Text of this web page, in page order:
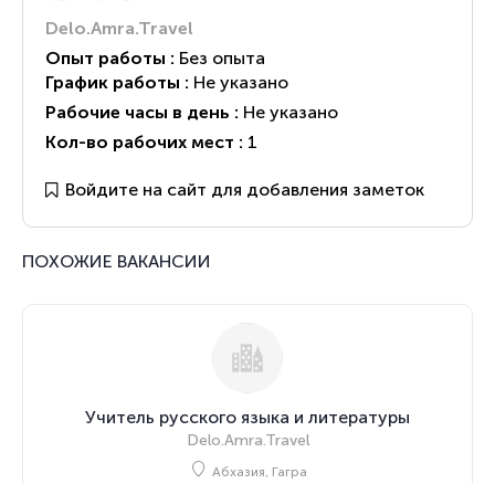
Delo.Amra.Travel
Опыт работы : Без опыта
График работы : Не указано
Рабочие часы в день : Не указано
Кол-во рабочих мест : 1
Войдите на сайт для добавления заметок
ПОХОЖИЕ ВАКАНСИИ
Учитель русского языка и литературы
Delo.Amra.Travel
Абхазия, Гагра